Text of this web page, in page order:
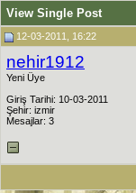
View Single Post
12-03-2011, 16:22
nehir1912
Yeni Üye
Giriş Tarihi: 10-03-2011
Şehir: izmir
Mesajlar: 3